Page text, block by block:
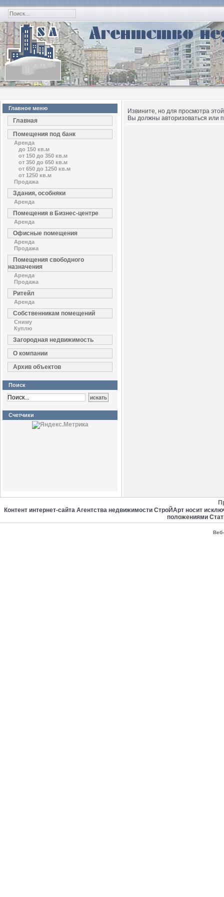
Главное меню
Главная
Помещения под банк
Аренда
до 150 кв.м
от 150 до 350 кв.м
от 350 до 650 кв.м
от 650 до 1250 кв.м
от 1250 кв.м
Продажа
Здания, особняки
Аренда
Помещения в Бизнес-центре
Аренда
Офисные помещения
Аренда
Продажа
Помещения свободного
назначения
Аренда
Продажа
Ритейл
Аренда
Собственникам помещений
Сниму
Куплю
Загородная недвижимость
О компании
Архив объектов
Поиск
Счетчики
Извините, но для просмотра
Вы должны авторизоваться или
Контент интернет-сайта Агентства недвижимости СтроЙАрт носит
положениями